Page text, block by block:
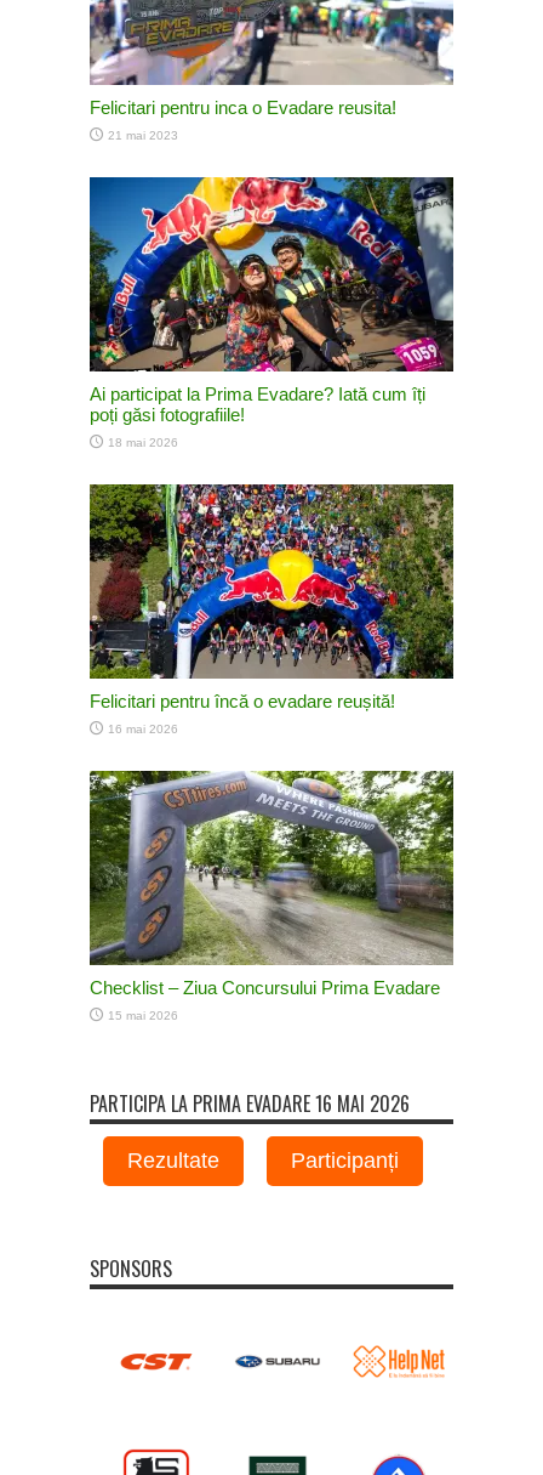
Felicitari pentru inca o Evadare reusita!
21 mai 2023
Ai participat la Prima Evadare? Iată cum îți
poți găsi fotografiile!
18 mai 2026
Felicitari pentru încă o evadare reușită!
16 mai 2026
Checklist – Ziua Concursului Prima Evadare
15 mai 2026
PARTICIPA LA PRIMA EVADARE 16 MAI 2026
Rezultate Participanți
SPONSORS